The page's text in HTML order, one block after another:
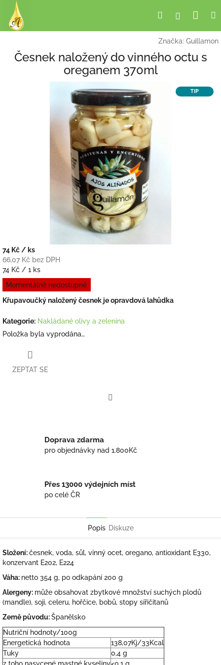
Přejít
obsah
HledatPřihlášení
Značka: Guillamon
Česnek naložený do vinného octu s
oreganem 370ml
TIP
74 Kč / ks
66,07 Kč bez DPH
Měrná
cena:
74 Kč / 1 ks
Momentálně nedostupné
Křupavoučký naložený česnek je opravdová lahůdka
Kategorie: Nakládané olivy a zelenina
Položka byla vyprodána…
ZEPTAT SE
Doprava zdarma
pro objednávky nad 1.800Kč
Přes 13000 výdejních míst
po celé ČR
Popis Diskuze
Složení:česnek, voda, sůl, vinný ocet, oregano, antioxidant E330,
konzervant E202, E224
Váha: netto 354 g, po odkapání 200 g
Alergeny: může obsahovat zbytkové množství suchých plodů
(mandle), soji, celeru, hořčice, bobů, stopy sířičitanů
Země původu:Španělsko
Nutriční hodnoty/100g
Energetická hodnota
138,07Kj/33Kcal
Tuky
0,4 g